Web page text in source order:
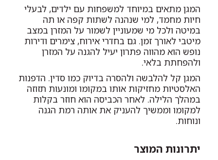
המגן מתאים במיוחד למשפחות עם ילדים, לבעלי
חיות מחמד, למי שנהנה לשתות קפה או תה
במיטה ולכל מי שמעוניין לשמור על המזרן במצב
מיטבי לאורך זמן. גם בחדרי אירוח, צימרים ודירות
נופש הוא מהווה פתרון יעיל להגנה על המזרן
ולהפחתת בלאי.
המגן קל להלבשה ולהסרה בדיוק כמו סדין. הדפנות
האלסטיות מחזיקות אותו במקומו ומונעות תזוזה
במהלך הלילה. לאחר הכביסה הוא חוזר בקלות
למקומו וממשיך להעניק את אותה רמת הגנה
ונוחות.
יתרונות המוצר